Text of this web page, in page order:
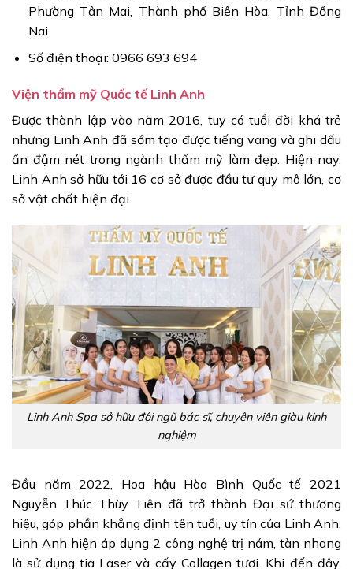
Phường Tân Mai, Thành phố Biên Hòa, Tỉnh Đồng
Nai
Số điện thoại: 0966 693 694
Viện thẩm mỹ Quốc tế Linh Anh
Được thành lập vào năm 2016, tuy có tuổi đời khá trẻ
nhưng Linh Anh đã sớm tạo được tiếng vang và ghi dấu
ấn đậm nét trong ngành thẩm mỹ làm đẹp. Hiện nay,
Linh Anh sở hữu tới 16 cơ sở được đầu tư quy mô lớn, cơ
sở vật chất hiện đại.
Linh Anh Spa sở hữu đội ngũ bác sĩ, chuyên viên giàu kinh
nghiệm
Đầu năm 2022, Hoa hậu Hòa Bình Quốc tế 2021
Nguyễn Thúc Thùy Tiên đã trở thành Đại sứ thương
hiệu, góp phần khẳng định tên tuổi, uy tín của Linh Anh.
Linh Anh hiện áp dụng 2 công nghệ trị nám, tàn nhang
là sử dụng tia Laser và cấy Collagen tươi. Khi đến đây,